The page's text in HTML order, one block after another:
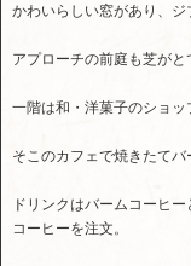
かわいらしい窓があり、ジ
アプローチの前庭も芝がと
一階は和・洋菓子のショッ
そこのカフェで焼きたてバ
ドリンクはバームコーヒ
コーヒーを注文。